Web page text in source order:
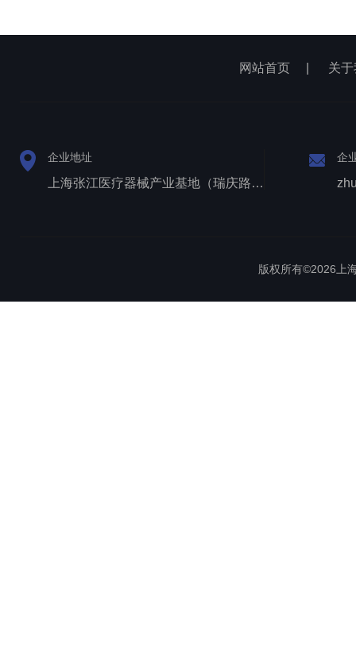
网站首页 关
企业地址
上海张江医疗器械产业基地（瑞庆路528号）
企
版权所有©2026